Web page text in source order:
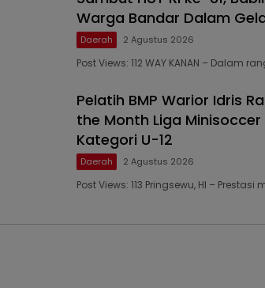
Warga Bandar Dalam
Daerah 2 Agustus 2026
Post Views: 112 WAY KANAN – Dalam
Pelatih BMP Warior Idris
the Month Liga
Kategori U-12
Daerah 2 Agustus 2026
Post Views: 113 Pringsewu, HI –